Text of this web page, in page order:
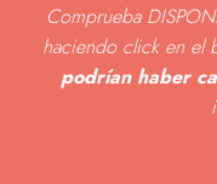
Comprueba
haciendo click en el
podrían haber